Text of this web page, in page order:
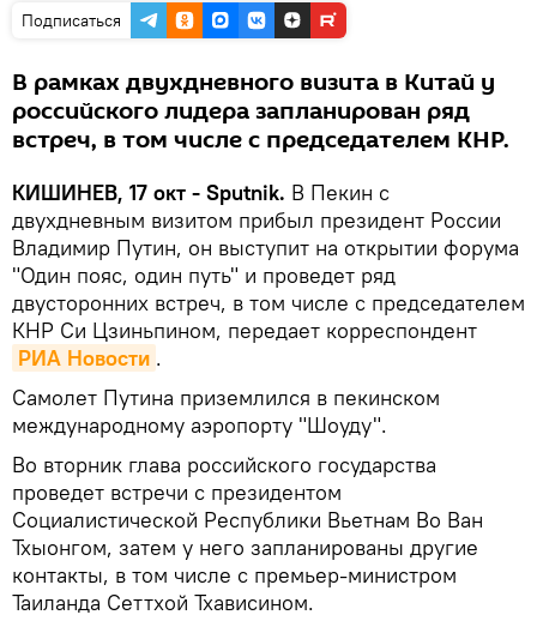
Подписаться
В рамках двухдневного визита в Китай у
российского лидера запланирован ряд
встреч, в том числе с председателем КНР.
КИШИНЕВ, 17 окт - Sputnik. В Пекин с
двухдневным визитом прибыл президент России
Владимир Путин, он выступит на открытии форума
"Один пояс, один путь" и проведет ряд
двусторонних встреч, в том числе с председателем
КНР Си Цзиньпином, передает корреспондент
РИА Новости .
Самолет Путина приземлился в пекинском
международному аэропорту "Шоуду".
Во вторник глава российского государства
проведет встречи с президентом
Социалистической Республики Вьетнам Во Ван
Тхыонгом, затем у него запланированы другие
контакты, в том числе с премьер-министром
Таиланда Сеттхой Тхависином.